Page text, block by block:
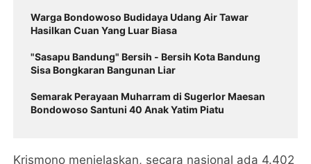
Warga Bondowoso Budidaya Udang Air Tawar
Hasilkan Cuan Yang Luar Biasa
"Sasapu Bandung" Bersih - Bersih Kota Bandung
Sisa Bongkaran Bangunan Liar
Semarak Perayaan Muharram di Sugerlor Maesan
Bondowoso Santuni 40 Anak Yatim Piatu
Krismono menjelaskan, secara nasional ada 4.402